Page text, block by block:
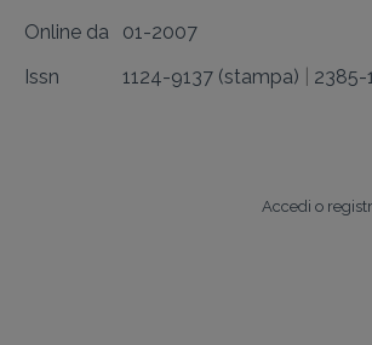
Online da
01-2007
Issn
1124-9137 (stampa) 2385-
Accedi o